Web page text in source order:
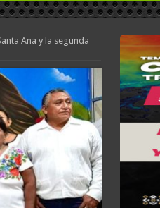
Ana y la segunda